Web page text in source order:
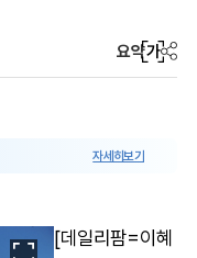
요약가
자세히보기
[데일리팜=이혜